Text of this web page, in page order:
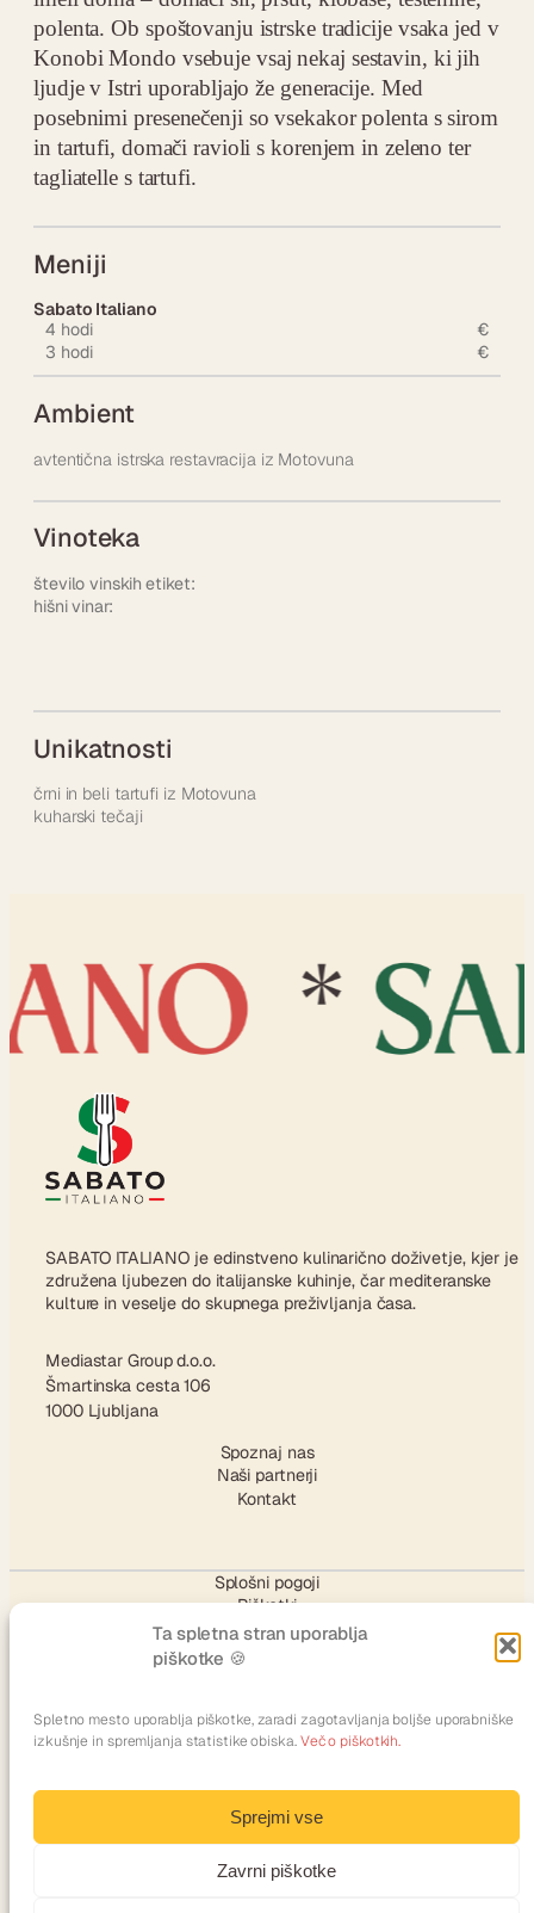
Ta spletna stran uporablja
piškotke 🍪
Spletno mesto uporablja piškotke, zaradi zagotavljanja boljše uporabniške
izkušnje in spremljanja statistike obiska.Več o piškotkih.
Sprejmi vse
Zavrni piškotke
polenta. Ob spoštovanju istrske tradicije vsaka jed v
Konobi Mondo vsebuje vsaj nekaj sestavin, ki jih
ljudje v Istri uporabljajo že generacije. Med
posebnimi presenečenji so vsekakor polenta s sirom
in tartufi, domači ravioli s korenjem in zeleno ter
tagliatelle s tartufi.
Meniji
Sabato Italiano
4 hodi
3 hodi
€
€
Ambient
avtentična istrska restavracija iz Motovuna
Vinoteka
število vinskih etiket:
hišni vinar:
Unikatnosti
črni in beli tartufi iz Motovuna
kuharski tečaji
SABATO ITALIANO je edinstveno kulinarično doživetje, kjer je
združena ljubezen do italijanske kuhinje, čar mediteranske
kulture in veselje do skupnega preživljanja časa.
Mediastar Group d.o.o.
Šmartinska cesta 106
1000 Ljubljana
Spoznaj nas
Naši partnerji
Kontakt
Splošni pogoji
Piškotki